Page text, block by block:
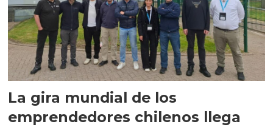
La gira mundial de los
emprendedores chilenos llega